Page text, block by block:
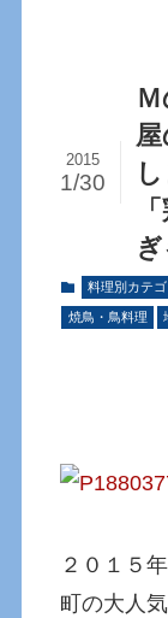
2015
1/30
料理別カテ
焼鳥・鳥料理
２０１５
町の大人